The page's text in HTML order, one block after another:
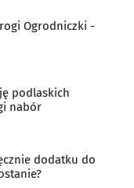
Ogrodniczki -
podlaskich
nabór
dodatku do